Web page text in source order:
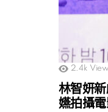
2.4k
林智妍
嬿拍攝電